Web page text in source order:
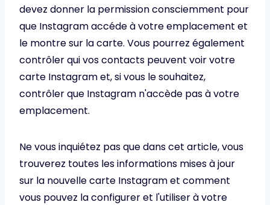
devez donner la permission consciemment pour
que Instagram accéde à votre emplacement et
le montre sur la carte. Vous pourrez également
contrôler qui vos contacts peuvent voir votre
carte Instagram et, si vous le souhaitez,
contrôler que Instagram n'accède pas à votre
emplacement.
Ne vous inquiétez pas que dans cet article, vous
trouverez toutes les informations mises à jour
sur la nouvelle carte Instagram et comment
vous pouvez la configurer et l'utiliser à votre